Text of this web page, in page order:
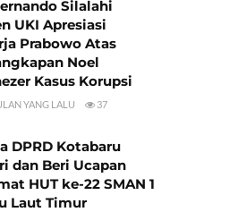
Silalahi
UKI Apresiasi
Prabowo Atas
Noel
Kasus Korupsi
YANG LALU 37
DPRD Kotabaru
dan Beri Ucapan
HUT ke-22 SMAN 1
Laut Timur